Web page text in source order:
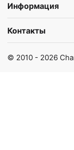
Информация
Контакты
© 2010 - 2026